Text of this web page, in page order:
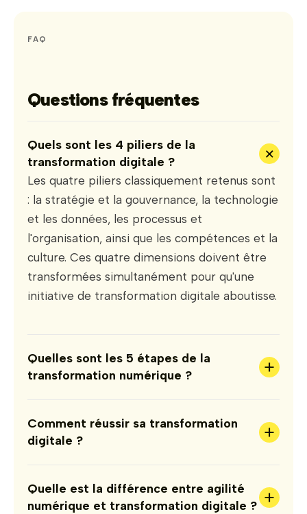
FAQ
Questions fréquentes
Quels sont les 4 piliers de la
transformation digitale ?
+
Les quatre piliers classiquement retenus sont
: la stratégie et la gouvernance, la technologie
et les données, les processus et
l'organisation, ainsi que les compétences et la
culture. Ces quatre dimensions doivent être
transformées simultanément pour qu'une
initiative de transformation digitale aboutisse.
Quelles sont les 5 étapes de la
transformation numérique ?
+
Comment réussir sa transformation
digitale ?
+
Quelle est la différence entre agilité
numérique et transformation digitale ? +